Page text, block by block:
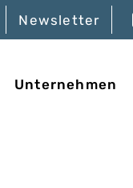
Newsletter
Unternehmen